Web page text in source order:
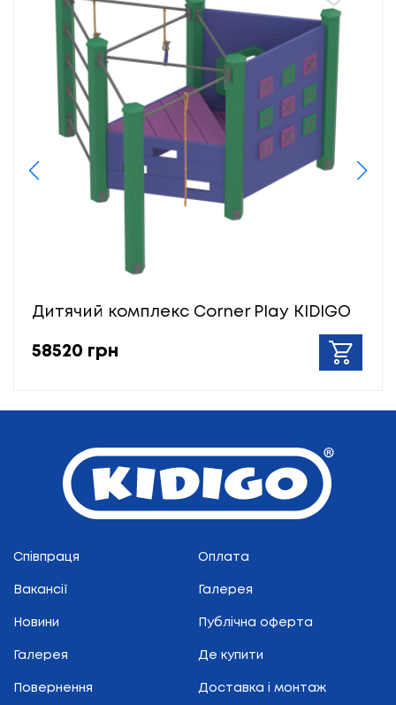
Дитячий комплекс Corner Play KIDIGO
58520 грн
Співпраця Оплата
Вакансії Галерея
Новини Публічна оферта
Галерея Де купити
Повернення Доставка і монтаж